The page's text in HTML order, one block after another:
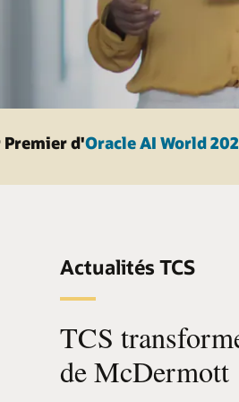
Premier d'Oracle AI World
Actualités TCS
TCS
de McDermott